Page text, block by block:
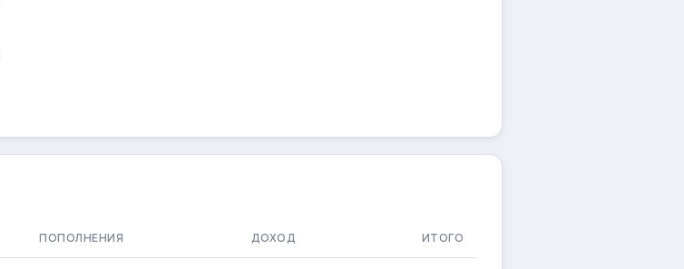
ПОПОЛНЕНИЯ ДОХОД ИТОГО